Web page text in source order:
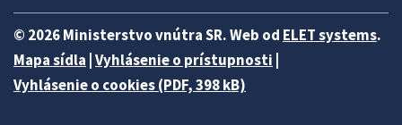
© 2026 Ministerstvo vnútra SR. Web od ELET systems.
Mapa sídla Vyhlásenie o prístupnosti
Vyhlásenie o cookies (PDF, 398 kB)